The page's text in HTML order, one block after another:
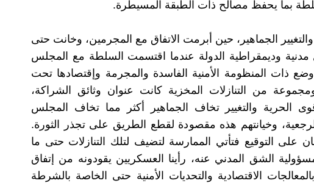
بما يحفظ مصالح ذات الطبقة المسيطرة.
الجماهير، حين أبرمت الاتفاق مع المجرمين، وخانت حتى
مدنية وديمقراطية الدولة عندما اقتسمت السلطة مع المجلس
ذات المنظومة الأمنية الفاسدة والمجرمة وإقتصادها تحت
من التنازلات المخزية كانت عنوان وثائق الشراكة،
الحرية والتغيير تخاف الجماهير أكثر مما تخاف المجلس
وخيانتهم هذه مقصودة لقطع الطريق على تجذر الثورة.
على التوقيع فتأتي الممارسة لتضيف لتلك التنازلات حتى ما
الشق المدني عنه، رأينا العسكريين يقودونه من إتفاق
الاقتصادية والتحديات الأمنية حتى الخاصة بالشرطة